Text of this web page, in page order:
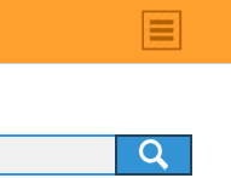
Main
menu